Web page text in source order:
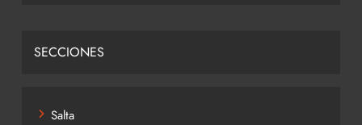
SECCIONES
Salta